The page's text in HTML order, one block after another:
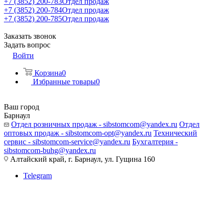
+7 (3852) 200-784Отдел продаж
+7 (3852) 200-785Отдел продаж
Заказать звонок
Задать вопрос
Войти
Корзина0
Избранные товары0
Ваш город
Барнаул
Отдел розничных продаж - sibstomcom@yandex.ru Отдел
оптовых продаж - sibstomcom-opt@yandex.ru Технический
сервис - sibstomcom-service@yandex.ru Бухгалтерия -
sibstomcom-buhg@yandex.ru
Алтайский край, г. Барнаул, ул. Гущина 160
Telegram